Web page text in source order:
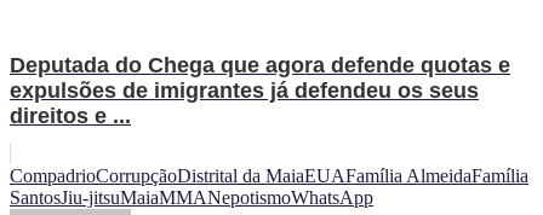
Deputada do Chega que agora defende quotas e
expulsões de imigrantes já defendeu os seus
direitos e ...
CompadrioCorrupçãoDistrital da MaiaEUAFamília AlmeidaFamília
SantosJiu-jitsuMaiaMMANepotismoWhatsApp